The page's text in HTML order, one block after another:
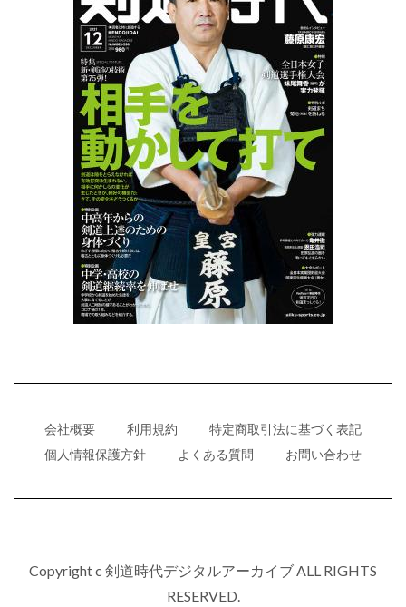
会社概要 利用規約
特定商取引法に基づく表記
個人情報保護方針
よくある質問 お問い合わせ
Copyright c 剣道時代デジタルアーカイブ ALL RIGHTS
RESERVED.